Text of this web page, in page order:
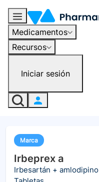
Medicamentos
Recursos
Iniciar sesión
Marca
Irbeprex a
Irbesartán + amlodipino